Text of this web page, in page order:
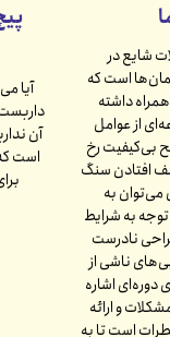
شایع در
است که
داشته
از عوامل
بی‌کیفیت رخ
افتادن سنگ
می‌توان به
به شرایط
نادرست
ناشی از
دوره‌ای اشاره
و ارائه
است تا به
آیا
آن
است